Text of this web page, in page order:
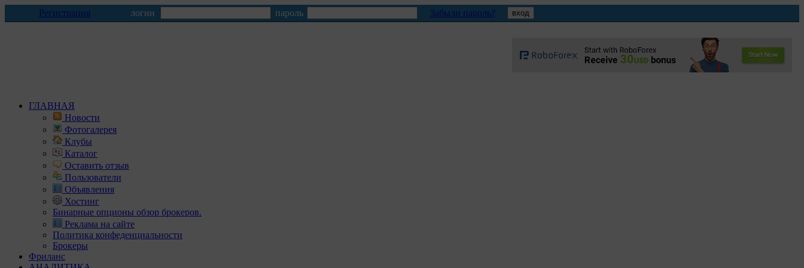
Регистрация логин пароль Забыли пароль?
ГЛАВНАЯ
Новости
Фотогалерея
Клубы
Каталог
Оставить отзыв
Пользователи
Объявления
Хостинг
Бинарные опционы обзор брокеров.
Реклама на сайте
Политика конфеденциальности
Брокеры
Фриланс